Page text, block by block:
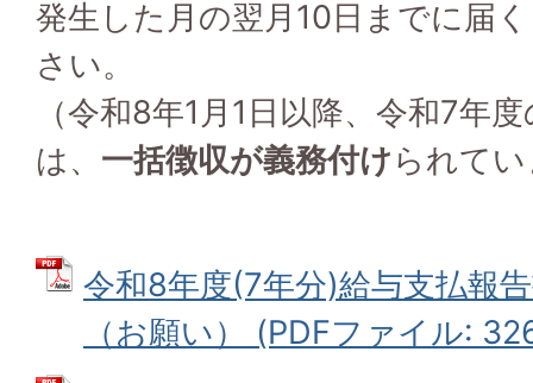
発生した月の翌月10日までに届
さい。
（令和8年1月1日以降、令和7年
は、 一括徴収が義務付けられて
令和8年度(7年分)給与支払報
（お願い） (PDFファイル: